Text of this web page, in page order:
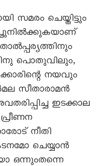
സമരം ചെയ്തിട്ടും
പൊതുവിലും,
നയവും
സീതാരാമൻ
ഇടക്കാല
നീതി
ചെയ്യാൻ
ഒന്നുംതന്നെ